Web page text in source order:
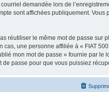
demandée lors de
sont affichées publiquement.
réutiliser le même mot de passe sur
une personne affiliée à « FIAT
mon mot de passe » fournie par le
passe pour que vous puissiez